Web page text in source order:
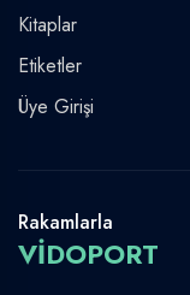
Kitaplar
Etiketler
Üye Girişi
Rakamlarla
VİDOPORT